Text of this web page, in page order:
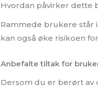
Hvordan påvirker dette
Rammede brukere står
kan også øke risikoen
Anbefalte tiltak for
Dersom du er berørt av